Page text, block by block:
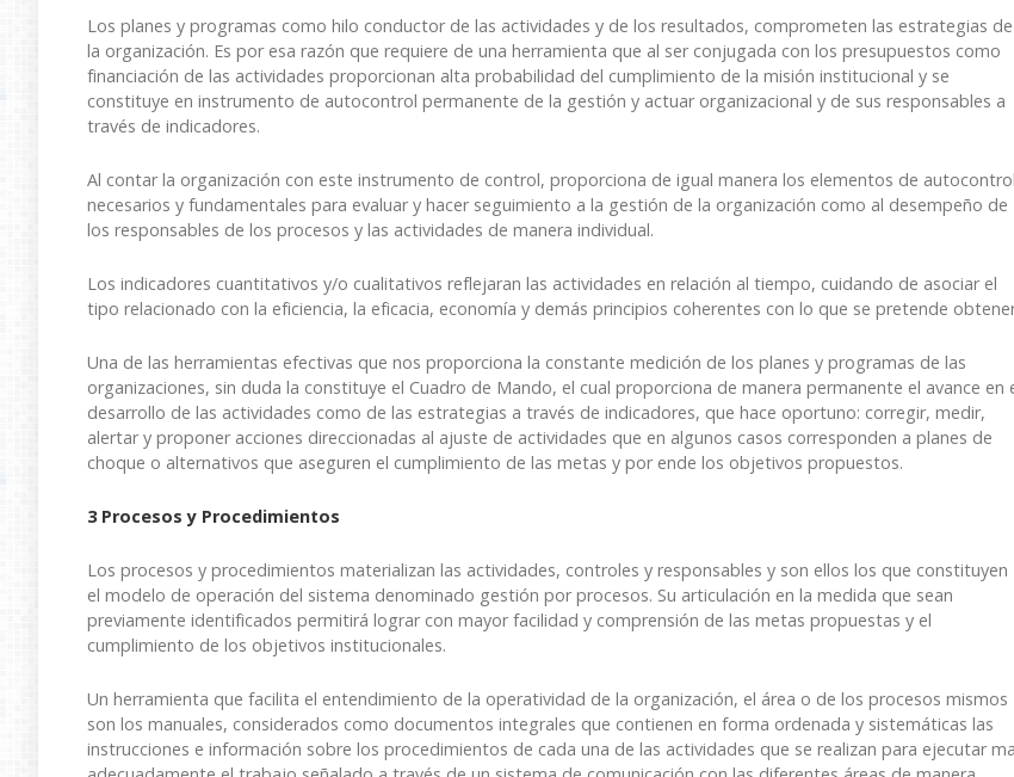
Los planes y programas como hilo conductor de las actividades y de los resultados, comprometen las estrategias de
la organización. Es por esa razón que requiere de una herramienta que al ser conjugada con los presupuestos como
financiación de las actividades proporcionan alta probabilidad del cumplimiento de la misión institucional y se
constituye en instrumento de autocontrol permanente de la gestión y actuar organizacional y de sus responsables a
través de indicadores.
Al contar la organización con este instrumento de control, proporciona de igual manera los elementos de autocontrol
necesarios y fundamentales para evaluar y hacer seguimiento a la gestión de la organización como al desempeño de
los responsables de los procesos y las actividades de manera individual.
Los indicadores cuantitativos y/o cualitativos reflejaran las actividades en relación al tiempo, cuidando de asociar el
tipo relacionado con la eficiencia, la eficacia, economía y demás principios coherentes con lo que se pretende
Una de las herramientas efectivas que nos proporciona la constante medición de los planes y programas de las
organizaciones, sin duda la constituye el Cuadro de Mando, el cual proporciona de manera permanente el avance en
desarrollo de las actividades como de las estrategias a través de indicadores, que hace oportuno: corregir, medir,
alertar y proponer acciones direccionadas al ajuste de actividades que en algunos casos corresponden a planes de
choque o alternativos que aseguren el cumplimiento de las metas y por ende los objetivos propuestos.
3 Procesos y Procedimientos
Los procesos y procedimientos materializan las actividades, controles y responsables y son ellos los que constituyen
el modelo de operación del sistema denominado gestión por procesos. Su articulación en la medida que sean
previamente identificados permitirá lograr con mayor facilidad y comprensión de las metas propuestas y el
cumplimiento de los objetivos institucionales.
Un herramienta que facilita el entendimiento de la operatividad de la organización, el área o de los procesos mismos
son los manuales, considerados como documentos integrales que contienen en forma ordenada y sistemáticas las
instrucciones e información sobre los procedimientos de cada una de las actividades que se realizan para ejecutar